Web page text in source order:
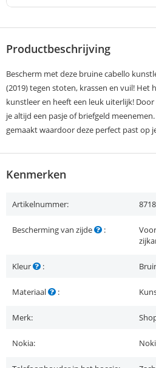
Productbeschrijving
Bescherm met deze bruine cabello
(2019) tegen stoten, krassen en vuil! Het
kunstleer en heeft een leuk uiterlijk!
je altijd een pasje of briefgeld
gemaakt waardoor deze perfect past op
Kenmerken
Artikelnummer:
Bescherming van zijde :
Kleur :
Materiaal :
Merk:
Nokia: